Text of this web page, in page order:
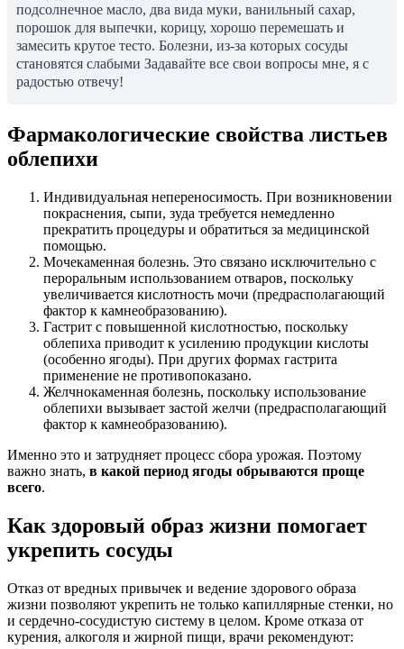
подсолнечное масло, два вида муки, ванильный сахар,
порошок для выпечки, корицу, хорошо перемешать и
замесить крутое тесто. Болезни, из-за которых сосуды
становятся слабыми Задавайте все свои вопросы мне, я с
радостью отвечу!
Фармакологические свойства листьев
облепихи
Индивидуальная непереносимость. При возникновении
покраснения, сыпи, зуда требуется немедленно
прекратить процедуры и обратиться за медицинской
помощью.
Мочекаменная болезнь. Это связано исключительно с
пероральным использованием отваров, поскольку
увеличивается кислотность мочи (предрасполагающий
фактор к камнеобразованию).
Гастрит с повышенной кислотностью, поскольку
облепиха приводит к усилению продукции кислоты
(особенно ягоды). При других формах гастрита
применение не противопоказано.
Желчнокаменная болезнь, поскольку использование
облепихи вызывает застой желчи (предрасполагающий
фактор к камнеобразованию).
Именно это и затрудняет процесс сбора урожая. Поэтому
важно знать, в какой период ягоды обрываются проще
всего.
Как здоровый образ жизни помогает
укрепить сосуды
Отказ от вредных привычек и ведение здорового образа
жизни позволяют укрепить не только капиллярные стенки, но
и сердечно-сосудистую систему в целом. Кроме отказа от
курения, алкоголя и жирной пищи, врачи рекомендуют: